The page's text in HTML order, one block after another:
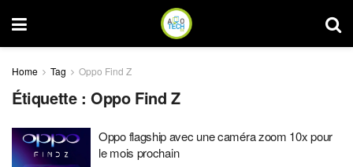
Home Tag Oppo Find Z
Étiquette :Oppo Find Z
Oppo flagship avec une caméra zoom 10x pour
le mois prochain